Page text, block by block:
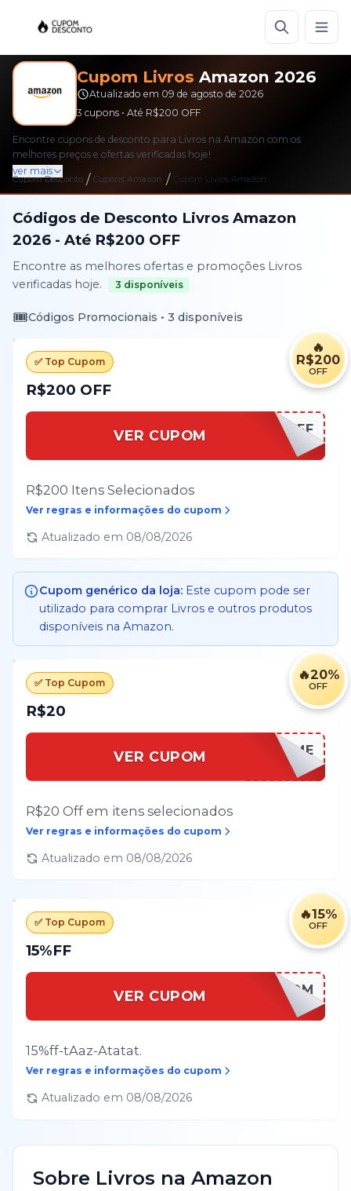
Cupom Livros Amazon 2026
Atualizado em 09 de agosto de 2026
3 cupons • Até R$200 OFF
Encontre cupons de desconto para Livros na Amazon com os
melhores preços e ofertas verificadas hoje!
ver mais
Cupom Desconto / Cupons Amazon / Cupom Livros Amazon
Códigos de Desconto Livros Amazon
2026 - Até R$200 OFF
Encontre as melhores ofertas e promoções Livros
verificadas hoje.
3 disponíveis
🎟️Códigos Promocionais •3 disponíveis
🔥
R$200
OFF
✅ Top Cupom
R$200 OFF
VER CUPOMAMAZON500OFF
R$200 Itens Selecionados
Ver regras e informações do cupom
Atualizado em 08/08/2026
Cupom genérico da loja:Este cupom pode ser
utilizado para comprar Livrose outros produtos
disponíveis na Amazon.
🔥20%
OFF
✅ Top Cupom
R$20
VER CUPOM OLAPRIME
R$20 Off em itens selecionados
Ver regras e informações do cupom
Atualizado em 08/08/2026
🔥15%
OFF
✅ Top Cupom
15%FF
VER CUPOM
[CUPOM
INSERIDO]
15%ff-tAaz-Atatat.
Ver regras e informações do cupom
Atualizado em 08/08/2026
Sobre Livros na Amazon